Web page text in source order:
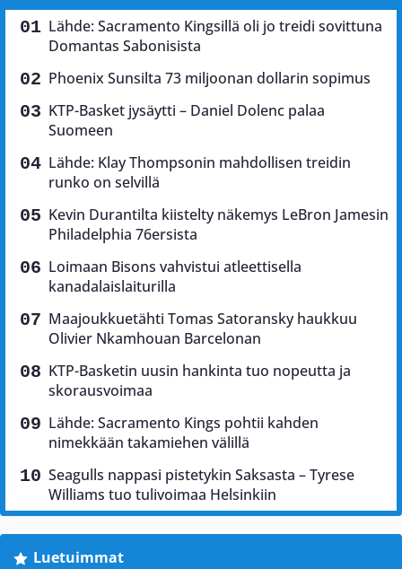
Lähde: Sacramento Kingsillä oli jo treidi sovittuna
Domantas Sabonisista
Phoenix Sunsilta 73 miljoonan dollarin sopimus
KTP-Basket jysäytti – Daniel Dolenc palaa
Suomeen
Lähde: Klay Thompsonin mahdollisen treidin
runko on selvillä
Kevin Durantilta kiistelty näkemys LeBron Jamesin
Philadelphia 76ersista
Loimaan Bisons vahvistui atleettisella
kanadalaislaiturilla
Maajoukkuetähti Tomas Satoransky haukkuu
Olivier Nkamhouan Barcelonan
KTP-Basketin uusin hankinta tuo nopeutta ja
skorausvoimaa
Lähde: Sacramento Kings pohtii kahden
nimekkään takamiehen välillä
Seagulls nappasi pistetykin Saksasta – Tyrese
Williams tuo tulivoimaa Helsinkiin
Luetuimmat